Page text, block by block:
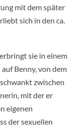
mit dem später
sich in den ca.
sie in einem
Benny, von dem
zwischen
mit der er
eigenen
der sexuellen